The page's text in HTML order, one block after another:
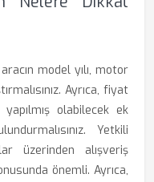
model yılı, motor
Ayrıca, fiyat
olabilecek ek
Yetkili
üzerinden alışveriş
önemli. Ayrıca,